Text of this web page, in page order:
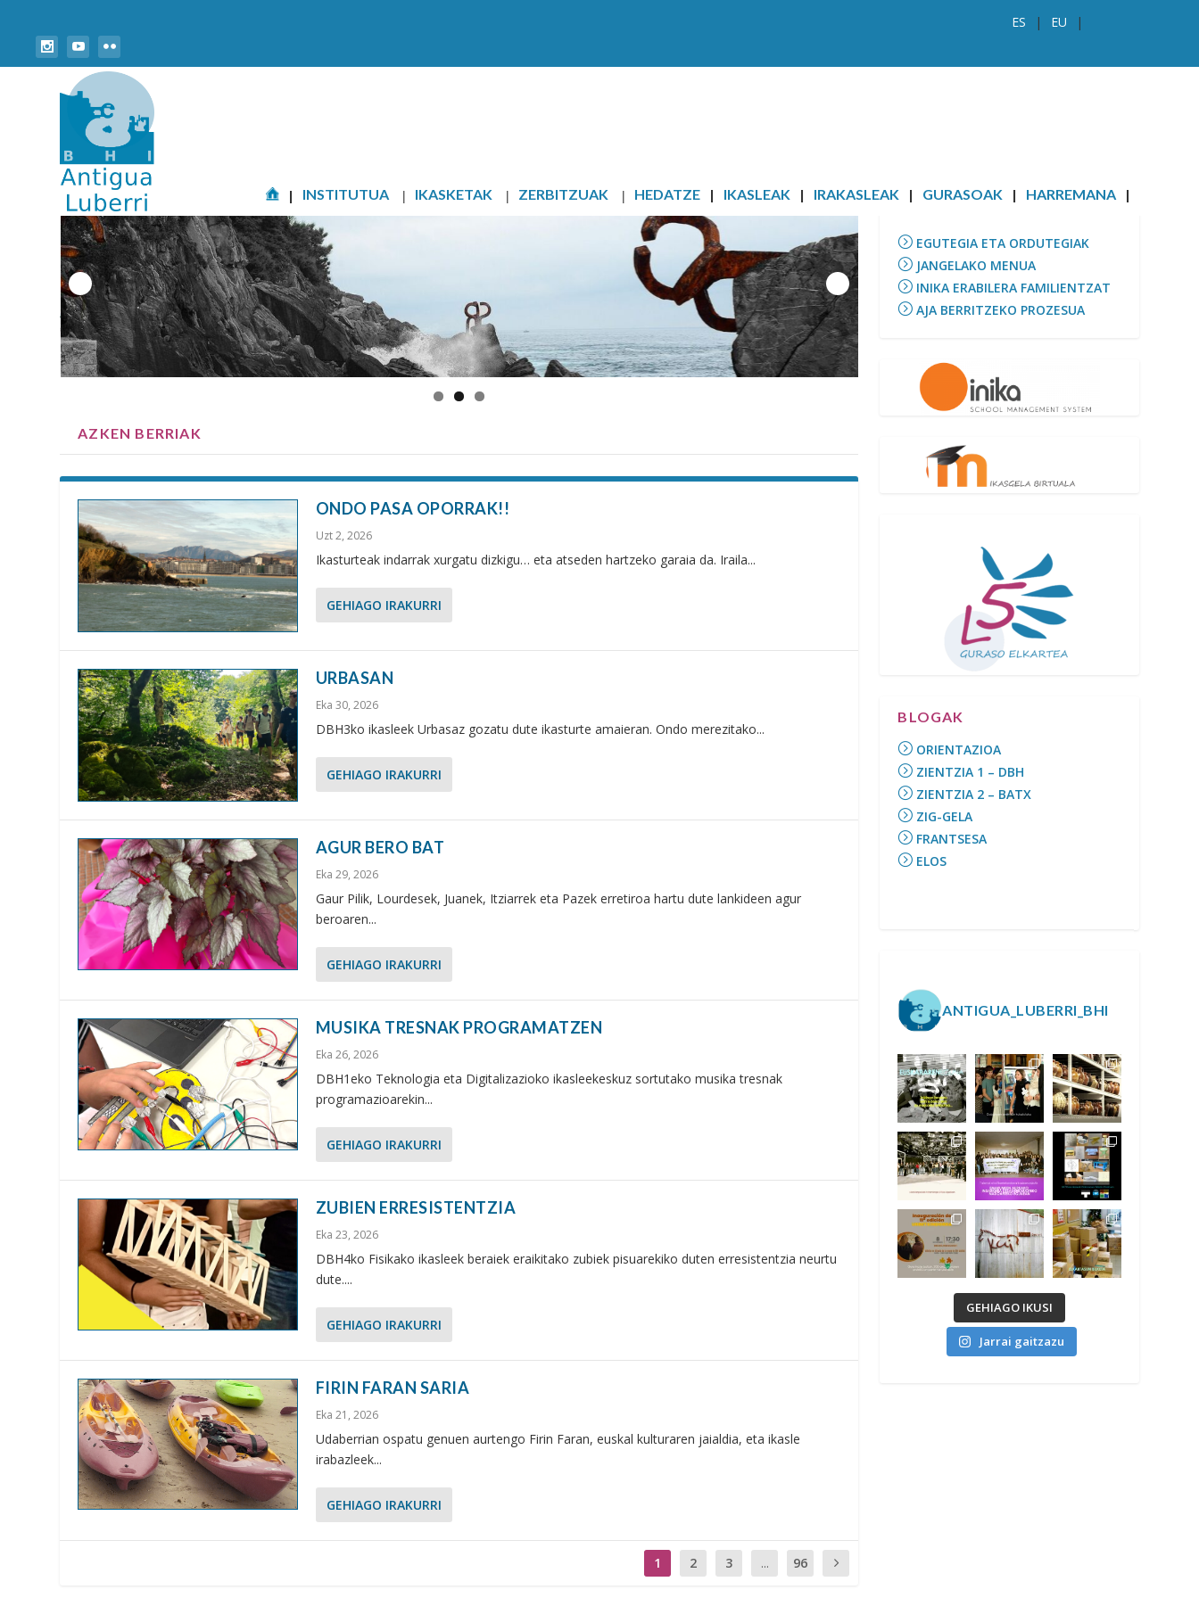
EU
ES
INSTITUTUA IKASKETAK ZERBITZUAK HEDATZE IKASLEAK IRAKASLEAK GURASOAK HARREMANA
AZKEN BERRIAK
ONDO PASA OPORRAK!!
Uzt 2, 2026
Ikasturteak indarrak xurgatu dizkigu… eta atseden hartzeko garaia da. Iraila...
GEHIAGO IRAKURRI
URBASAN
Eka 30, 2026
DBH3ko ikasleek Urbasaz gozatu dute ikasturte amaieran. Ondo merezitako...
GEHIAGO IRAKURRI
AGUR BERO BAT
Eka 29, 2026
Gaur Pilik, Lourdesek, Juanek, Itziarrek eta Pazek erretiroa hartu dute lankideen agur
beroaren...
GEHIAGO IRAKURRI
MUSIKA TRESNAK PROGRAMATZEN
Eka 26, 2026
DBH1eko Teknologia eta Digitalizazioko ikasleekeskuz sortutako musika tresnak
programazioarekin...
GEHIAGO IRAKURRI
ZUBIEN ERRESISTENTZIA
Eka 23, 2026
DBH4ko Fisikako ikasleek beraiek eraikitako zubiek pisuarekiko duten erresistentzia neurtu
dute....
GEHIAGO IRAKURRI
FIRIN FARAN SARIA
Eka 21, 2026
Udaberrian ospatu genuen aurtengo Firin Faran, euskal kulturaren jaialdia, eta ikasle
irabazleek...
GEHIAGO IRAKURRI
1 2 3 ... 96
EGUTEGIA ETA ORDUTEGIAK
JANGELAKO MENUA
INIKA ERABILERA FAMILIENTZAT
AJA BERRITZEKO PROZESUA
BLOGAK
ORIENTAZIOA
ZIENTZIA 1 – DBH
ZIENTZIA 2 – BATX
ZIG-GELA
FRANTSESA
ELOS
ANTIGUA_LUBERRI_BHI
GEHIAGO IKUSI
Jarrai gaitzazu